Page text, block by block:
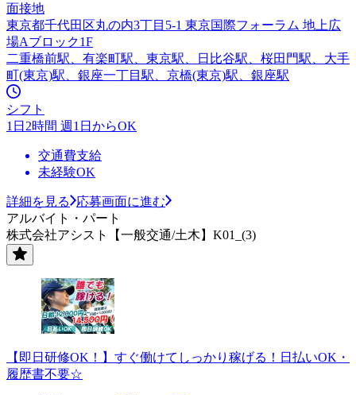
面接地
東京都千代田区丸の内3丁目5-1 東京国際フォーラム 地上広
場Aブロック1F
二重橋前駅、有楽町駅、東京駅、日比谷駅、桜田門駅、大手
町(東京)駅、銀座一丁目駅、京橋(東京)駅、銀座駅
シフト
1日2時間 週1日からOK
交通費支給
未経験OK
詳細を見る
応募画面に進む
アルバイト・パート
株式会社アシスト【一般交通/土木】K01_(3)
【即日研修OK！】すぐ働けてしっかり稼げる！日払いOK・
履歴書不要☆